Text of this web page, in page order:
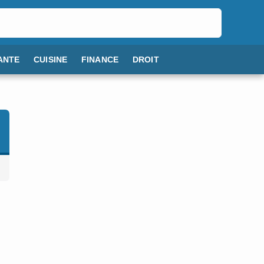
CUISINE FINANCE DROIT